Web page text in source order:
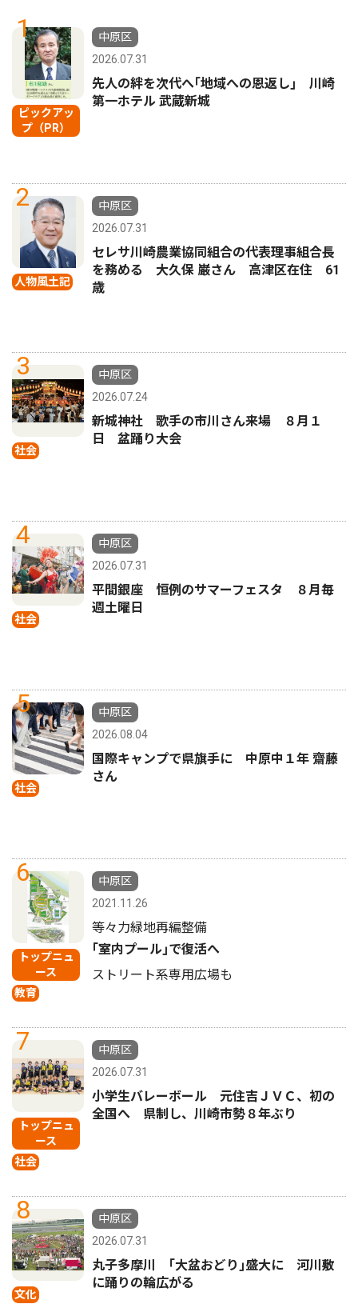
1
ピックアッ
プ（PR）
中原区
2026.07.31
先人の絆を次代へ｢地域への恩返し｣ 川崎
第一ホテル 武蔵新城
2
人物風土記
中原区
2026.07.31
セレサ川崎農業協同組合の代表理事組合長
を務める 大久保 巌さん 高津区在住 61
歳
3
社会
中原区
2026.07.24
新城神社 歌手の市川さん来場 ８月１
日 盆踊り大会
4
社会
中原区
2026.07.31
平間銀座 恒例のサマーフェスタ ８月毎
週土曜日
5
社会
中原区
2026.08.04
国際キャンプで県旗手に 中原中１年 齋藤
さん
6
トップニュ
ース
教育
中原区
2021.11.26
等々力緑地再編整備
｢室内プール｣で復活へ
ストリート系専用広場も
7
トップニュ
ース
社会
中原区
2026.07.31
小学生バレーボール 元住吉ＪＶＣ、初の
全国へ 県制し、川崎市勢８年ぶり
8
文化
中原区
2026.07.31
丸子多摩川 ｢大盆おどり｣盛大に 河川敷
に踊りの輪広がる